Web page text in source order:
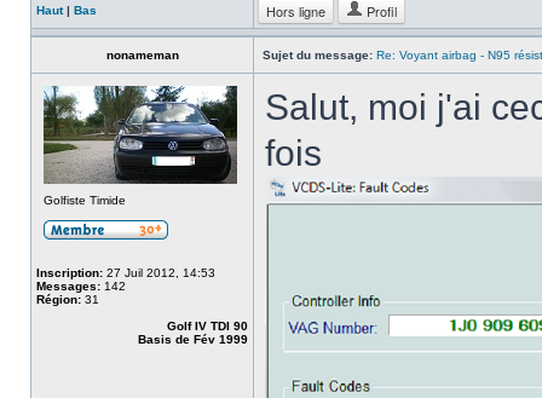
Haut| Bas Hors ligne Profil
nonameman Sujet du message: Re: Voyant airbag - N95
Golfiste Timide
Inscription: 27 Juil 2012, 14:53
Messages: 142
Région: 31
Golf IV TDI 90
Basis de Fév 1999
Salut, moi j'ai
fois